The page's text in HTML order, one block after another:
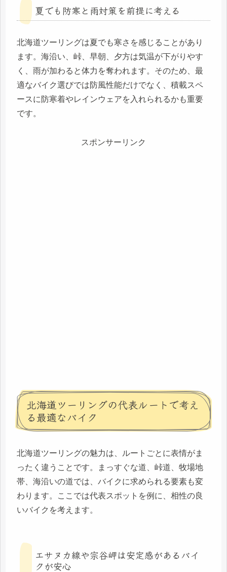
夏でも防寒と雨対策を前提に考える
北海道ツーリングは夏でも寒さを感じることがあり
ます。海沿い、峠、早朝、夕方は気温が下がりやす
く、雨が加わると体力を奪われます。そのため、最
適なバイク選びでは防風性能だけでなく、積載スペ
ースに防寒着やレインウェアを入れられるかも重要
です。
スポンサーリンク
北海道ツーリングの代表ルートで考え
る最適なバイク
北海道ツーリングの魅力は、ルートごとに表情がま
ったく違うことです。まっすぐな道、峠道、牧場地
帯、海沿いの道では、バイクに求められる要素も変
わります。ここでは代表スポットを例に、相性の良
いバイクを考えます。
エサヌカ線や宗谷岬は安定感があるバイ
クが安心